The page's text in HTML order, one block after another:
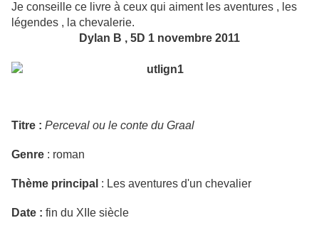
Je conseille ce livre à ceux qui aiment les aventures , les
légendes , la chevalerie.
Dylan B , 5D 1 novembre 2011
Titre : Perceval ou le conte du Graal
Genre : roman
Thème principal : Les aventures d'un chevalier
Date : fin du XIIe siècle